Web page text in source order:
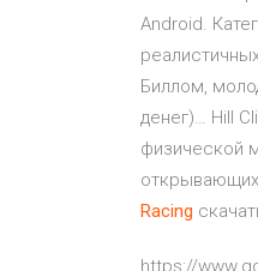
Android.
Биллом,
денег)… Hill
физической
Racing
https://